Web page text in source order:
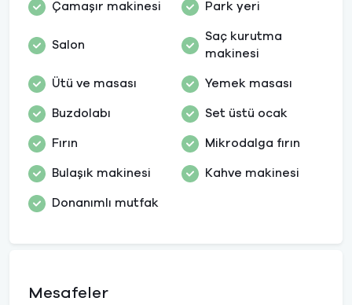
Çamaşır makinesi Park yeri
Salon
Saç kurutma
makinesi
Ütü ve masası Yemek masası
Buzdolabı Set üstü ocak
Fırın Mikrodalga fırın
Bulaşık makinesi Kahve makinesi
Donanımlı mutfak
Mesafeler